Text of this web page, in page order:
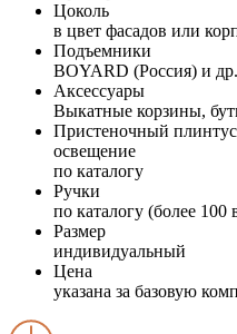
Цоколь
в цвет фасадов или
Подъемники
BOYARD (Россия) и др.
Аксессуары
Выкатные корзины,
Пристеночный
освещение
по каталогу
Ручки
по каталогу (более 100
Размер
индивидуальный
Цена
указана за базовую